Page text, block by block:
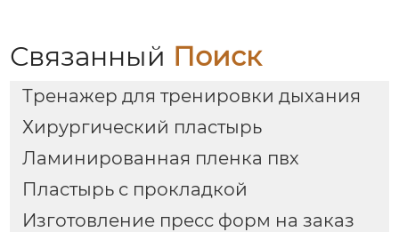
Связанный Поиск
Тренажер для тренировки дыхания
Хирургический пластырь
Ламинированная пленка пвх
Пластырь с прокладкой
Изготовление пресс форм на заказ